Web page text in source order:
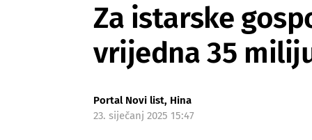
Za istarske
vrijedna 35
Portal Novi list, Hina
23. siječanj 2025 15:47